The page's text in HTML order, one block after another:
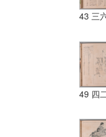
43 三
49 四